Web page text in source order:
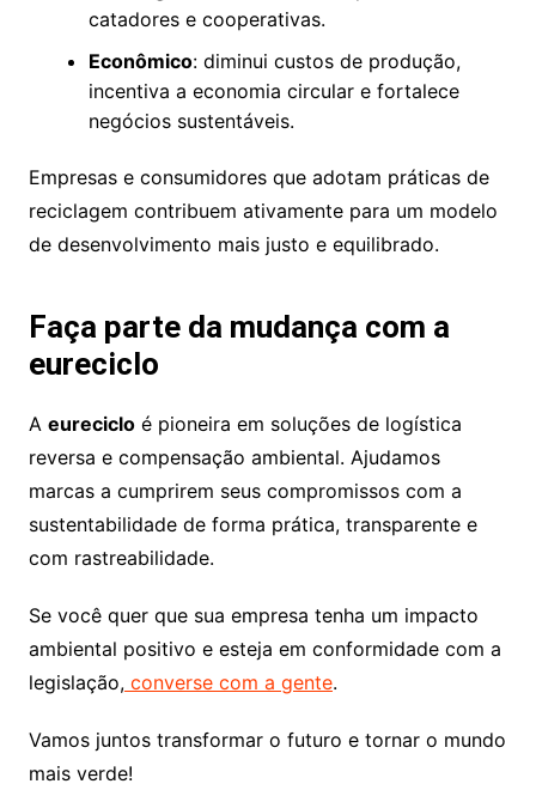
catadores e cooperativas.
Econômico: diminui custos de produção,
incentiva a economia circular e fortalece
negócios sustentáveis.
Empresas e consumidores que adotam práticas de
reciclagem contribuem ativamente para um modelo
de desenvolvimento mais justo e equilibrado.
Faça parte da mudança com a
eureciclo
A eurecicloé pioneira em soluções de logística
reversa e compensação ambiental. Ajudamos
marcas a cumprirem seus compromissos com a
sustentabilidade de forma prática, transparente e
com rastreabilidade.
Se você quer que sua empresa tenha um impacto
ambiental positivo e esteja em conformidade com a
legislação,converse com a gente.
Vamos juntos transformar o futuro e tornar o mundo
mais verde!